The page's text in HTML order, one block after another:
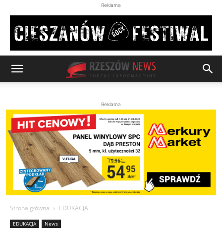
Reklama
Reklama
Strona główna EDUKACJA
EDUKACJA News